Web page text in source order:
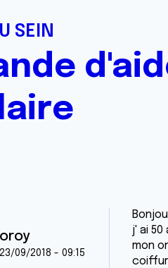
SEIN
oroy
23/09/2018 - 09:15
j' ai
mon